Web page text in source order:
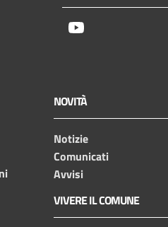
NOVITÀ
Notizie
Comunicati
Avvisi
VIVERE IL COMUNE